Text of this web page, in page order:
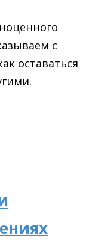
с
оставаться